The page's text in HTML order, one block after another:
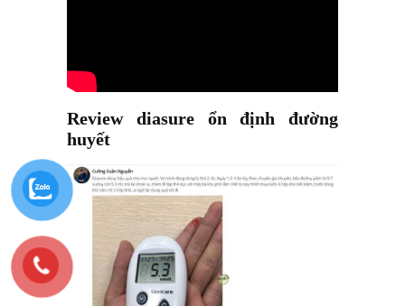
Review diasure ổn định đường
huyết